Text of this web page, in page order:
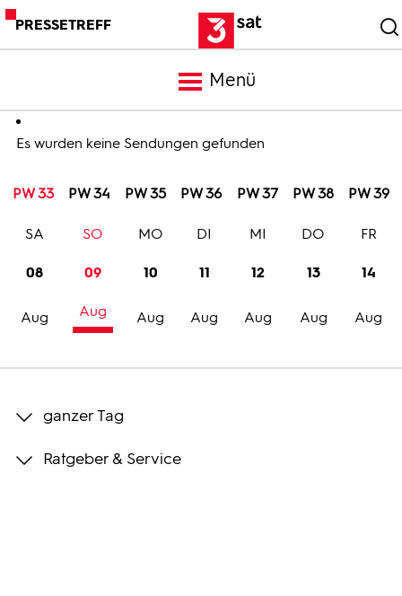
PRESSETREFF
Menü
Meldungen
Programm
Trailer
Bilder
Es wurden keine Sendungen gefunden
PW 33 PW 34 PW 35 PW 36 PW 37 PW 38 PW 39
08
Aug
SA
09
Aug
SO
10
Aug
MO
11
Aug
DI
12
Aug
MI
13
Aug
DO
14
Aug
FR
ganzer Tag
Ratgeber & Service